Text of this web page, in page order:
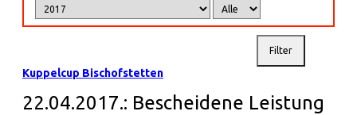
Filter
Kuppelcup Bischofstetten
22.04.2017.: Bescheidene Leistung